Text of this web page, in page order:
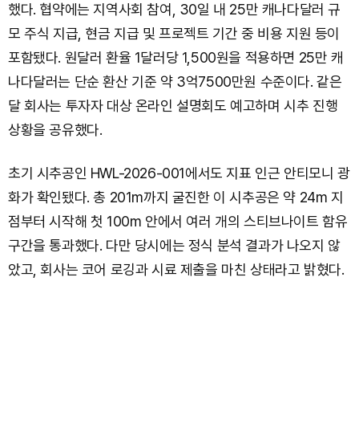
했다. 협약에는 지역사회 참여, 30일 내 25만 캐나다달러 규
모 주식 지급, 현금 지급 및 프로젝트 기간 중 비용 지원 등이
포함됐다. 원달러 환율 1달러당 1,500원을 적용하면 25만 캐
나다달러는 단순 환산 기준 약 3억7500만원 수준이다. 같은
달 회사는 투자자 대상 온라인 설명회도 예고하며 시추 진행
상황을 공유했다.
초기 시추공인 HWL-2026-001에서도 지표 인근 안티모니 광
화가 확인됐다. 총 201m까지 굴진한 이 시추공은 약 24m 지
점부터 시작해 첫 100m 안에서 여러 개의 스티브나이트 함유
구간을 통과했다. 다만 당시에는 정식 분석 결과가 나오지 않
았고, 회사는 코어 로깅과 시료 제출을 마친 상태라고 밝혔다.